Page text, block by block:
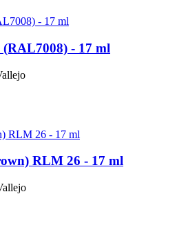
- 17 ml
RLM 26 - 17 ml